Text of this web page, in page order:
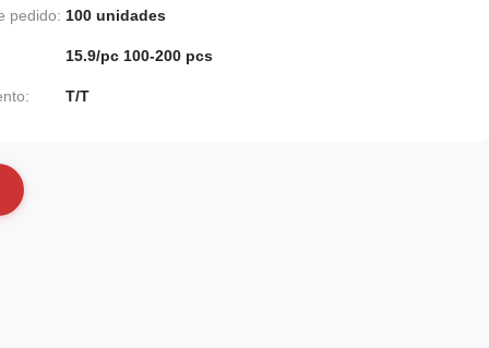
pedido: 100 unidades
15.9/pc 100-200 pcs
T/T